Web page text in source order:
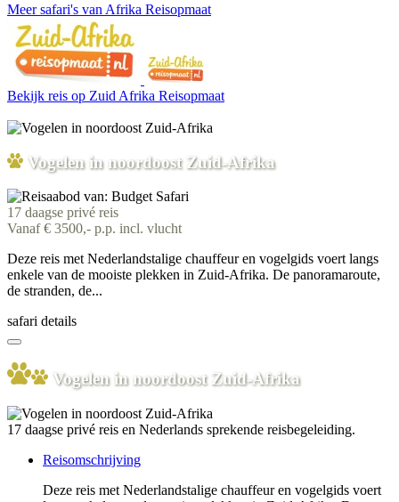
Meer safari's van Afrika Reisopmaat
Bekijk reis op Zuid Afrika Reisopmaat
Vogelen in noordoost Zuid-Afrika
17 daagse privé reis
Vanaf € 3500,- p.p. incl. vlucht
Deze reis met Nederlandstalige chauffeur en vogelgids voert langs
enkele van de mooiste plekken in Zuid-Afrika. De panoramaroute,
de stranden, de...
safari details
Vogelen in noordoost Zuid-Afrika
17 daagse privé reis en Nederlands sprekende reisbegeleiding.
Reisomschrijving
Deze reis met Nederlandstalige chauffeur en vogelgids voert